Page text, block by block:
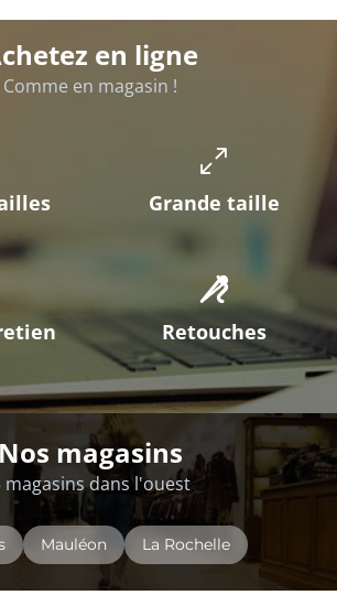
en ligne
Comme en magasin !
Grande taille
Retouches
Nos magasins
magasins dans l'ouest
Mauléon La Rochelle